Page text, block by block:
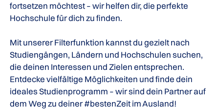
fortsetzen möchtest – wir helfen dir, die perfekte
Hochschule für dich zu finden.
Mit unserer Filterfunktion kannst du gezielt nach
Studiengängen, Ländern und Hochschulen suchen,
die deinen Interessen und Zielen entsprechen.
Entdecke vielfältige Möglichkeiten und finde dein
ideales Studienprogramm – wir sind dein Partner auf
dem Weg zu deiner #bestenZeit im Ausland!